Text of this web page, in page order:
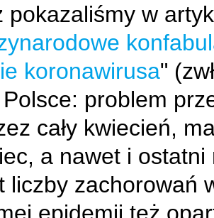
pokazaliśmy w
koronawirusa"
problem
cały kwiecień,
a nawet i ostatni
liczby zachorowań